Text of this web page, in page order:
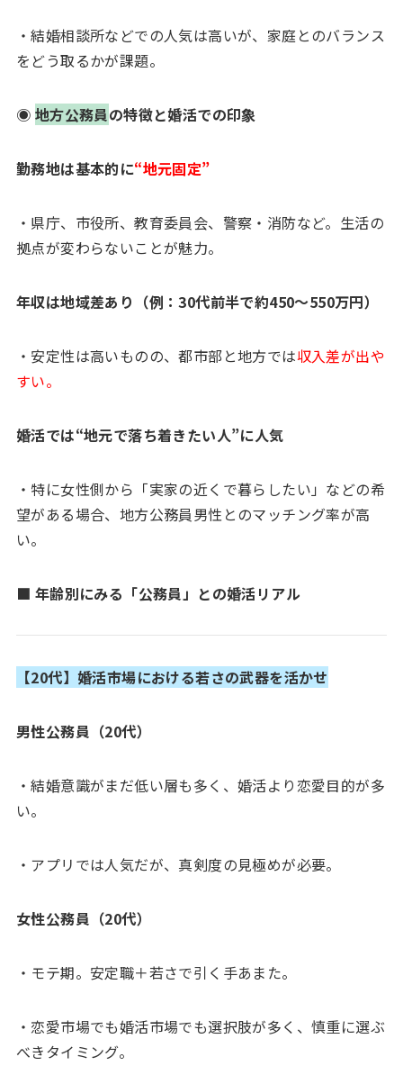
・結婚相談所などでの人気は高いが、家庭とのバランス
をどう取るかが課題。
◉ 地方公務員の特徴と婚活での印象
勤務地は基本的に“地元固定”
・県庁、市役所、教育委員会、警察・消防など。生活の
拠点が変わらないことが魅力。
年収は地域差あり（例：30代前半で約450〜550万円）
・安定性は高いものの、都市部と地方では収入差が出や
すい。
婚活では“地元で落ち着きたい人”に人気
・特に女性側から「実家の近くで暮らしたい」などの希
望がある場合、地方公務員男性とのマッチング率が高
い。
■ 年齢別にみる「公務員」との婚活リアル
【20代】婚活市場における若さの武器を活かせ
男性公務員（20代）
・結婚意識がまだ低い層も多く、婚活より恋愛目的が多
い。
・アプリでは人気だが、真剣度の見極めが必要。
女性公務員（20代）
・モテ期。安定職＋若さで引く手あまた。
・恋愛市場でも婚活市場でも選択肢が多く、慎重に選ぶ
べきタイミング。